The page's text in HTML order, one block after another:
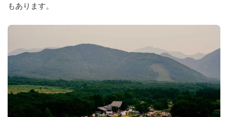
もあります。